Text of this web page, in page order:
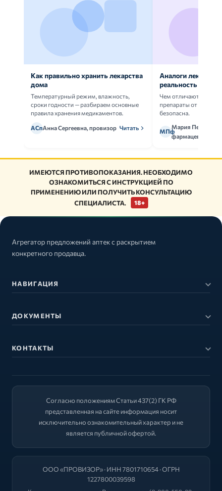
Как правильно хранить лекарства
дома
Температурный режим, влажность,
сроки годности — разбираем основные
правила хранения медикаментов.
АСпАнна Сергеевна, провизор Читать
Аналоги
реальность
Чем отличаются
препараты от
безопасна.
МПф
Мария Петрова,
фармацевт
ИМЕЮТСЯ ПРОТИВОПОКАЗАНИЯ. НЕОБХОДИМО
ОЗНАКОМИТЬСЯ С ИНСТРУКЦИЕЙ ПО
ПРИМЕНЕНИЮ ИЛИ ПОЛУЧИТЬ КОНСУЛЬТАЦИЮ
СПЕЦИАЛИСТА.
18+
Агрегатор предложений аптек с раскрытием
конкретного продавца.
НАВИГАЦИЯ
ДОКУМЕНТЫ
КОНТАКТЫ
Согласно положениям Статьи 437(2) ГК РФ
представленная на сайте информация носит
исключительно ознакомительный характер и не
является публичной офертой.
ООО «ПРОВИЗОР» · ИНН 7801710654 · ОГРН
1227800039598